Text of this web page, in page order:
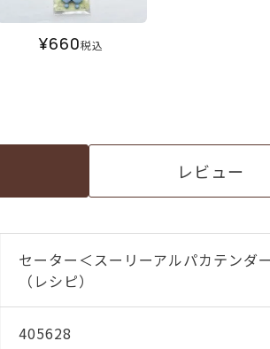
¥660税込
レビュー
セーター＜スーリーアルパカテンダ
（レシピ）
405628